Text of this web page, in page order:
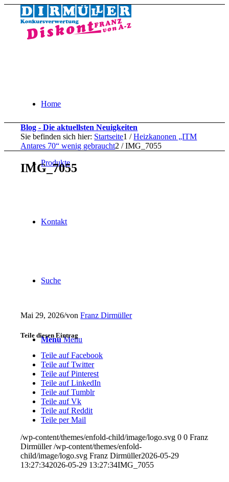
Home
Produkte
Kontakt
Suche
Menu Menu
Blog - Die aktuellsten Neuigkeiten
Sie befinden sich hier: Startseite1 / Heizkanonen „ITM
Antares 70“ wenig gebraucht2 / IMG_7055
IMG_7055
Mai 29, 2026/vonFranz Dirmüller
Teile diesen Eintrag
Teile auf Facebook
Teile auf Twitter
Teile auf Pinterest
Teile auf LinkedIn
Teile auf Tumblr
Teile auf Vk
Teile auf Reddit
Teile per Mail
/wp-content/themes/enfold-child/image/logo.svg 0 0 Franz
Dirmüller /wp-content/themes/enfold-
child/image/logo.svg Franz Dirmüller2026-05-29
13:27:342026-05-29 13:27:34IMG_7055